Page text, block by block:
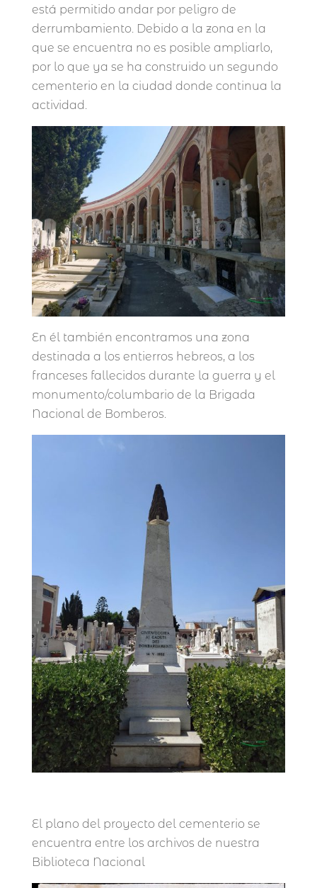
está permitido andar por peligro de
derrumbamiento. Debido a la zona en la
que se encuentra no es posible ampliarlo,
por lo que ya se ha construido un segundo
cementerio en la ciudad donde continua la
actividad.
En él también encontramos una zona
destinada a los entierros hebreos, a los
franceses fallecidos durante la guerra y el
monumento/columbario de la Brigada
Nacional de Bomberos.
El plano del proyecto del cementerio se
encuentra entre los archivos de nuestra
Biblioteca Nacional